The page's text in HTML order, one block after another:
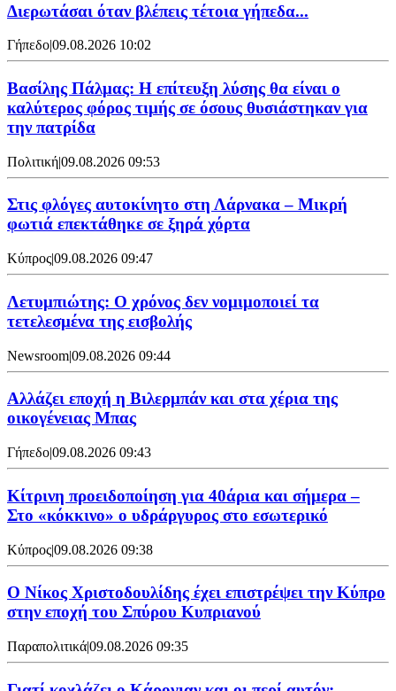
Διερωτάσαι όταν βλέπεις τέτοια γήπεδα...
Γήπεδο|09.08.2026 10:02
Βασίλης Πάλμας: Η επίτευξη λύσης θα είναι ο
καλύτερος φόρος τιμής σε όσους θυσιάστηκαν για
την πατρίδα
Πολιτική|09.08.2026 09:53
Στις φλόγες αυτοκίνητο στη Λάρνακα – Μικρή
φωτιά επεκτάθηκε σε ξηρά χόρτα
Κύπρος|09.08.2026 09:47
Λετυμπιώτης: Ο χρόνος δεν νομιμοποιεί τα
τετελεσμένα της εισβολής
Newsroom|09.08.2026 09:44
Aλλάζει εποχή η Βιλερμπάν και στα χέρια της
οικογένειας Μπας
Γήπεδο|09.08.2026 09:43
Κίτρινη προειδοποίηση για 40άρια και σήμερα –
Στο «κόκκινο» ο υδράργυρος στο εσωτερικό
Κύπρος|09.08.2026 09:38
Ο Νίκος Χριστοδουλίδης έχει επιστρέψει την Κύπρο
στην εποχή του Σπύρου Κυπριανού
Παραπολιτικά|09.08.2026 09:35